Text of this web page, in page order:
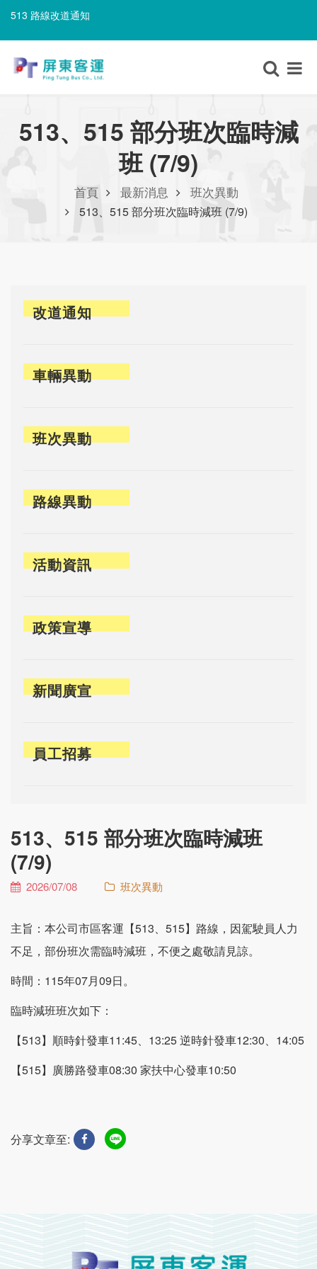
513 路線改道通知
513 路線改道通知
513、515 部分班次臨時減
班 (7/9)
首頁 最新消息 班次異動
513、515 部分班次臨時減班 (7/9)
改道通知
車輛異動
班次異動
路線異動
活動資訊
政策宣導
新聞廣宣
員工招募
513、515 部分班次臨時減班
(7/9)
2026/07/08 班次異動
主旨：本公司市區客運【513、515】路線，因駕駛員人力
不足，部份班次需臨時減班，不便之處敬請見諒。
時間：115年07月09日。
臨時減班班次如下：
【513】順時針發車11:45、13:25 逆時針發車12:30、14:05
【515】廣勝路發車08:30 家扶中心發車10:50
分享文章至: